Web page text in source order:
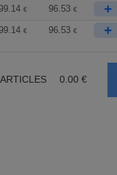
€ 96.53 € +
€ 96.53 € +
ARTICLES 0.00 €